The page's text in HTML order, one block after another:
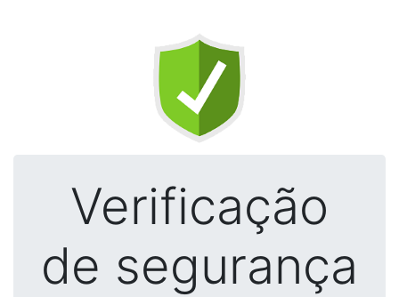
Verificação
de segurança